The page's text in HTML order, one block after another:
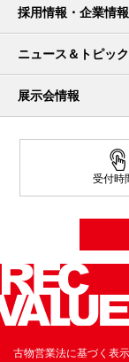
採用情報・企業情報
ニュース＆トピッ
展示会情報
受付時
古物営業法に基づく表示